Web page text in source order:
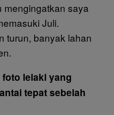
mengingatkan saya
Juli.
turun, banyak lahan
lelaki yang
tepat sebelah